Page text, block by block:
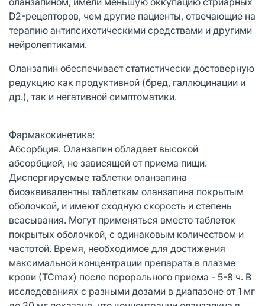
D2-рецепторов, чем другие пациенты, отвечающие на
терапию антипсихотическими средствами и другими
нейролептиками.
Оланзапин обеспечивает статистически достоверную
редукцию как продуктивной (бред, галлюцинации и
др.), так и негативной симптоматики.
Фармакокинетика:
Абсорбция. Оланзапин обладает высокой
абсорбцией, не зависящей от приема пищи.
Диспергируемые таблетки оланзапина
биоэквивалентны таблеткам оланзапина покрытым
оболочкой, и имеют сходную скорость и степень
всасывания. Могут применяться вместо таблеток
покрытых оболочкой, с одинаковым количеством и
частотой. Время, необходимое для достижения
максимальной концентрации препарата в плазме
крови (ТСmах) после перорального приема - 5-8 ч. В
исследованиях с разными дозами в диапазоне от 1 мг